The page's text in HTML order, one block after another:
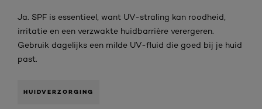
Ja. SPF is essentieel, want UV-straling kan roodheid,
irritatie en een verzwakte huidbarrière verergeren.
Gebruik dagelijks een milde UV-fluid die goed bij je huid
past.
HUIDVERZORGING